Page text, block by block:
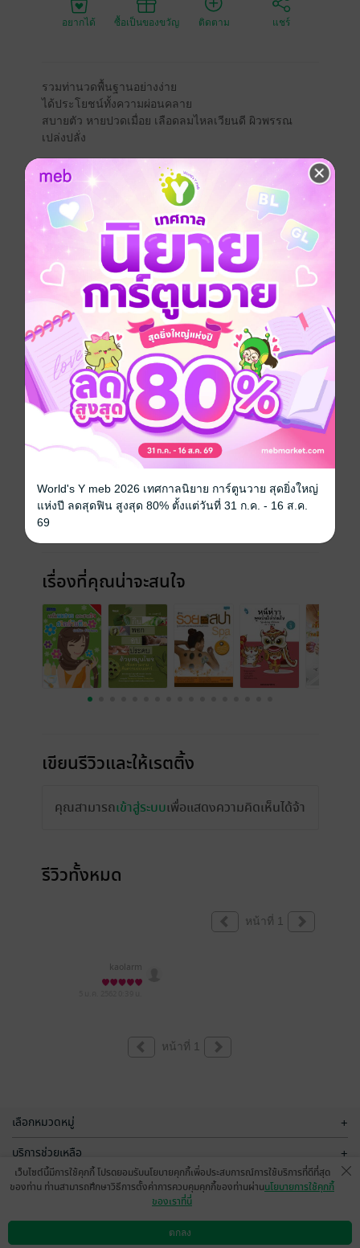
อยากได้ ซื้อเป็นของขวัญ ติดตาม แชร์
รวมท่านวดพื้นฐานอย่างง่าย
ได้ประโยชน์ทั้งความผ่อนคลาย
สบายตัว หายปวดเมื่อย เลือดลมไหลเวียนดี ผิวพรรณ
เปล่งปลั่ง
ดูหนังสือเรื่องอื่นๆ ของเรา ได้ที่
www.pailinbooknet.com
สุขภาพ
ประเภทไฟล์ pdf
วันที่วางขาย 03 มกราคม 2562
ความยาว 129 หน้า
ราคาปก 119 บาท (ประหยัด 19%)
สนใจเวอร์ชันกระดาษ เชิญทางนี้!
เวอร์ชันกระดาษมีวางขายที่เว็บไซต์สำนัก
พิมพ์ จะไม่มีขายโดย MEB นะจ๊ะ สามารถสั่ง
ซื้อ หรือติดต่อคนขายโดยตรงเลยจ้ะ
สั่งซื้อโดยตรงกับ สนพ.
เรื่องที่คุณน่าจะสนใจ
เขียนรีวิวและให้เรตติ้ง
คุณสามารถเข้าสู่ระบบเพื่อแสดงความคิดเห็นได้จ้า
รีวิวทั้งหมด
หน้าที่ 1
kaolarm
หน้าที่ 1
เลือกหมวดหมู่ +
บริการช่วยเหลือ +
เกี่ยวกับเรา
ดาวน์โหลดแอป วิธีการใช้งาน ติดต่อเรา
เว็บไซต์นี้มีการใช้คุกกี้ โปรดยอมรับนโยบายคุกกี้เพื่อประสบการณ์การใช้บริการที่ดีที่สุด
ของท่าน ท่านสามารถศึกษาวิธีการตั้งค่าการควบคุมคุกกี้ของท่านผ่านนโยบายการใช้คุกกี้
ของเราที่นี่
ตกลง
World's Y meb 2026 เทศกาลนิยาย การ์ตูนวาย สุดยิ่งใหญ่
แห่งปี ลดสุดฟิน สูงสุด 80% ตั้งแต่วันที่ 31 ก.ค. - 16 ส.ค.
69